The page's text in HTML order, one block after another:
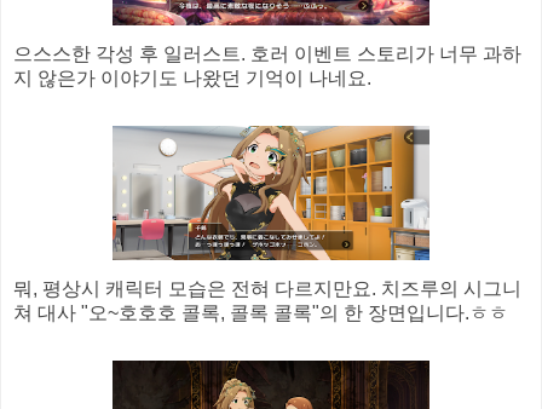
으스스한 각성 후 일러스트. 호러 이벤트 스토리가 너무 과하
지 않은가 이야기도 나왔던 기억이 나네요.
뭐, 평상시 캐릭터 모습은 전혀 다르지만요. 치즈루의 시그니
쳐 대사 "오~호호호 콜록, 콜록 콜록"의 한 장면입니다.ㅎㅎ